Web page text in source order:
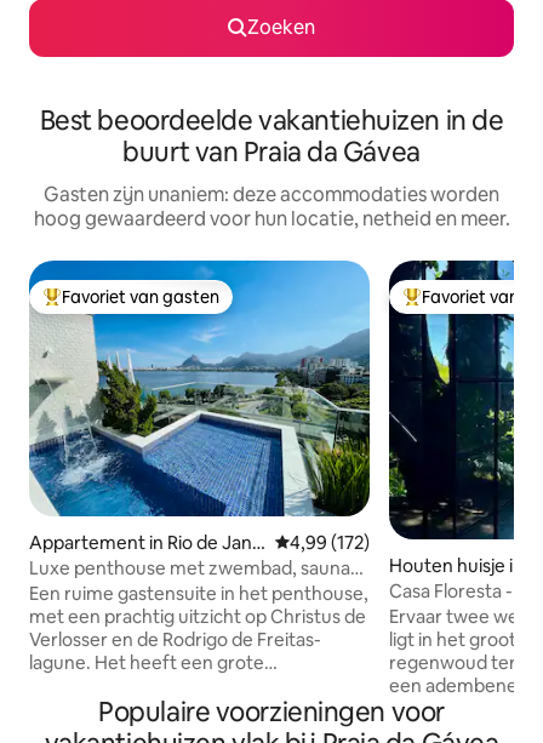
Zoeken
Best beoordeelde vakantiehuizen in de
buurt van Praia da Gávea
Gasten zijn unaniem: deze accommodaties worden
hoog gewaardeerd voor hun locatie, netheid en meer.
Topfavoriet van gasten
Favoriet van gasten
Appartement in Rio de Jane
iro
Gemiddelde beoordeling van
4,99 (172)
Luxe penthouse met zwembad, sauna
en privacy.
Een ruime gastensuite in het penthouse,
met een prachtig uitzicht op Christus de
Verlosser en de Rodrigo de Freitas-
lagune. Het heeft een grote
waterval, een toilet met wastafel, een
stoomsauna met douche, een keuken,
Topfavoriet van
Favoriet van
Houten huisje in
eiro
Casa Floresta -
Uitzicht op de
Ervaar twee
ligt in het
regenwoud ter
een
van Leblon. Aan
km van het asfalt
Populaire voorzieningen voor